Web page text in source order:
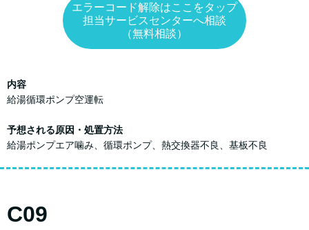
エラーコード解除はここをタップ
担当サービスセンターへ相談
（無料相談）
内容
給湯循環ポンプ空運転
予想される原因・処置方法
給湯ポンプエア噛み、循環ポンプ、熱交換器不良、基板不良
C09